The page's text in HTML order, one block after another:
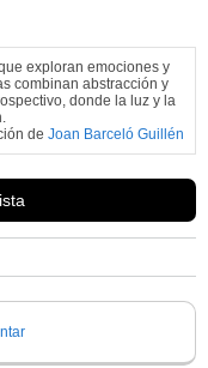
exploran emociones y
combinan abstracción y
donde la luz y la
de Joan Barceló Guillén